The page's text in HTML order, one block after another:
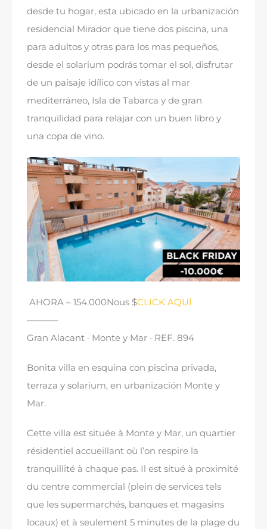
desde tu hogar, esta ubicado en la urbanización
residencial Mirador que tiene dos piscina, una
para adultos y otras para los mas pequeños,
desde el solarium podrás tomar el sol, disfrutar
de un paisaje idílico con vistas al mar
mediterráneo, Isla de Tabarca y de gran
tranquilidad para relajar con un buen libro y
una copa de vino.
AHORA – 154.000Nous $CLICK AQUÍ
———–
Gran Alacant · Monte y Mar · REF. 894
Bonita villa en esquina con piscina privada,
terraza y solarium, en urbanización Monte y
Mar.
Cette villa est située à Monte y Mar, un quartier
résidentiel accueillant où l’on respire la
tranquillité à chaque pas. Il est situé à proximité
du centre commercial (plein de services tels
que les supermarchés, banques et magasins
locaux) et à seulement 5 minutes de la plage du